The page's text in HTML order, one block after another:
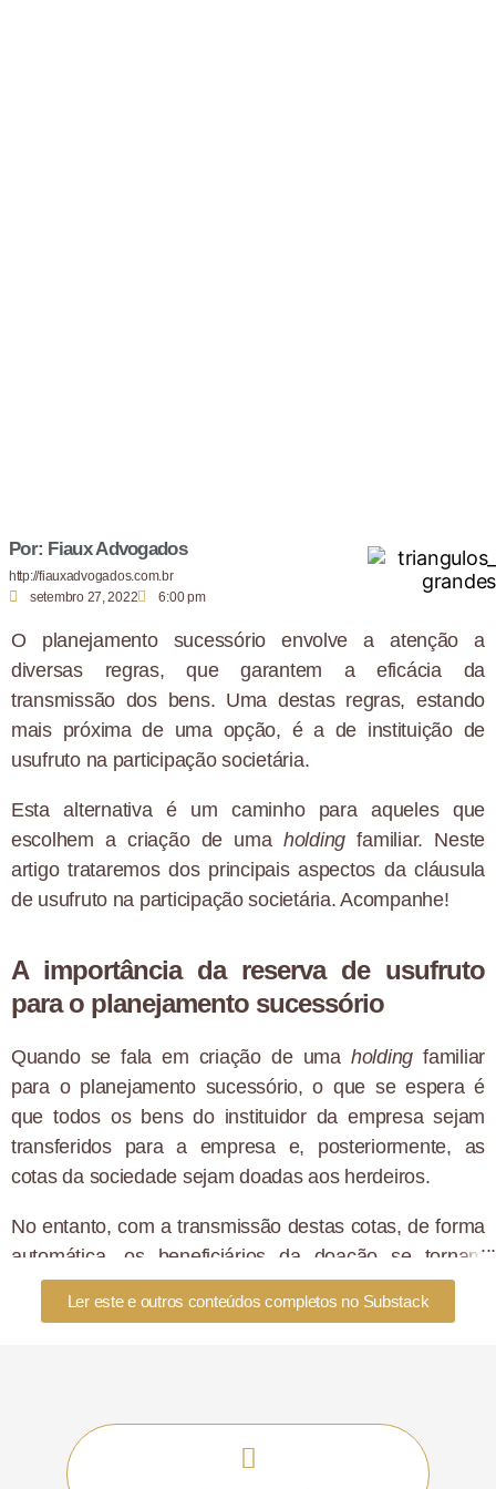
Por: Fiaux Advogados
http://fiauxadvogados.com.br
setembro 27, 2022
6:00 pm
O planejamento sucessório envolve a atenção a
diversas regras, que garantem a eficácia da
transmissão dos bens. Uma destas regras, estando
mais próxima de uma opção, é a de instituição de
usufruto na participação societária.
Esta alternativa é um caminho para aqueles que
escolhem a criação de uma holdingfamiliar. Neste
artigo trataremos dos principais aspectos da cláusula
de usufruto na participação societária. Acompanhe!
A importância da reserva de usufruto
para o planejamento sucessório
Quando se fala em criação de uma holdingfamiliar
para o planejamento sucessório, o que se espera é
que todos os bens do instituidor da empresa sejam
transferidos para a empresa e, posteriormente, as
cotas da sociedade sejam doadas aos herdeiros.
No entanto, com a transmissão destas cotas, de forma
automática, os beneficiários da doação se tornam
proprietários dos bens que estão em nome daholding.
A partir daí, a cláusula de usufruto se torna uma
alternativa para este problema. Com a reserva de
Ler este e outros conteúdos completos no Substack